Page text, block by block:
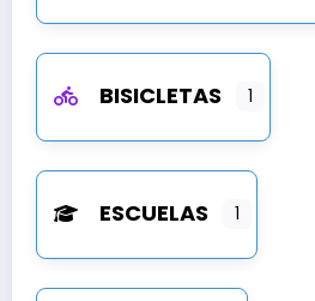
BISICLETAS 1
ESCUELAS 1